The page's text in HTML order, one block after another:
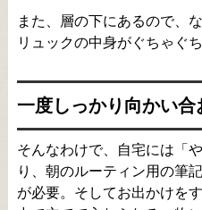
また、層の下にあるので、
リュックの中身がぐちゃぐ
一度しっかり向かい合
そんなわけで、自宅には「
り、朝のルーティン用の筆
が必要。そしてお出かけを